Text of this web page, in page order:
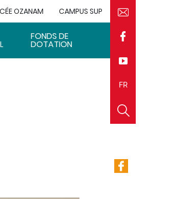
OZANAM CAMPUS SUP
FONDS DE
DOTATION
FR
EN